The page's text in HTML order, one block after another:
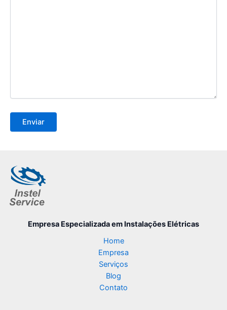
Empresa Especializadaem Instalações Elétricas
Home
Empresa
Serviços
Blog
Contato